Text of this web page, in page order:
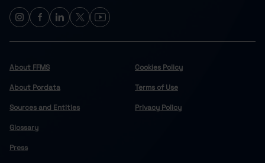
About FFMS
About Pordata
Sources and Entities
Glossary
Press
Cookies Policy
Terms of Use
Privacy Policy